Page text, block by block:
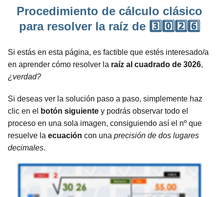
Procedimiento de cálculo clásico
para resolver la raíz de 3️⃣0️⃣2️⃣6️⃣
Si estás en esta página, es factible que estés interesado/a
en aprender cómo resolver la raíz al cuadrado de 3026,
¿verdad?
Si deseas ver la solución paso a paso, simplemente haz
clic en el
botón siguiente y podrás observar todo el
proceso en una sola imagen, consiguiendo así el nº que
resuelve la ecuación con una precisión de dos lugares
decimales.